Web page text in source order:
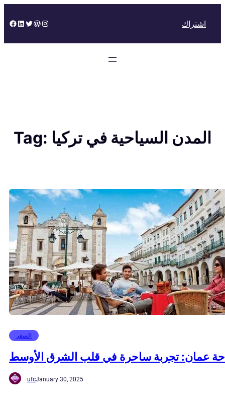
to
Facebook
LinkedIn
Twitter
WordPress
Instagram اشتراك
Tag: المدن السياحية في تركيا
السفر
عمان: تجربة ساحرة في قلب الشرق الأوسط
ufcJanuary 30, 2025